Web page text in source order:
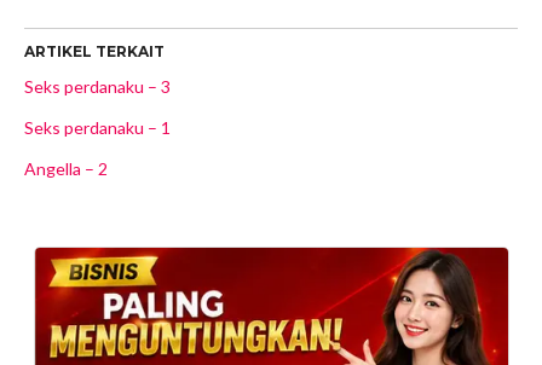
ARTIKEL TERKAIT
Seks perdanaku – 3
Seks perdanaku – 1
Angella – 2